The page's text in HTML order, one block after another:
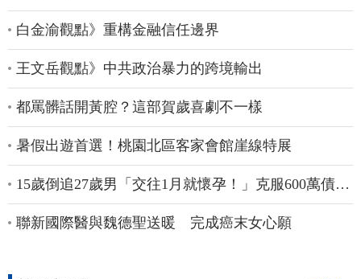
白金渝觀點》重構金融信任邊界
王文岳觀點》中共政治暴力的跨境輸出
都罵髒話開黃腔？這部賀歲喜劇不一樣
暑假出遊首選！桃園北區客家會館崖線特展
15歲倒追27歲男「交往1月就懷孕！」克服600萬債
務 36歲美魔女當阿嬤了
聯新國際醫與魏德聖送暖 完成癌末女心願